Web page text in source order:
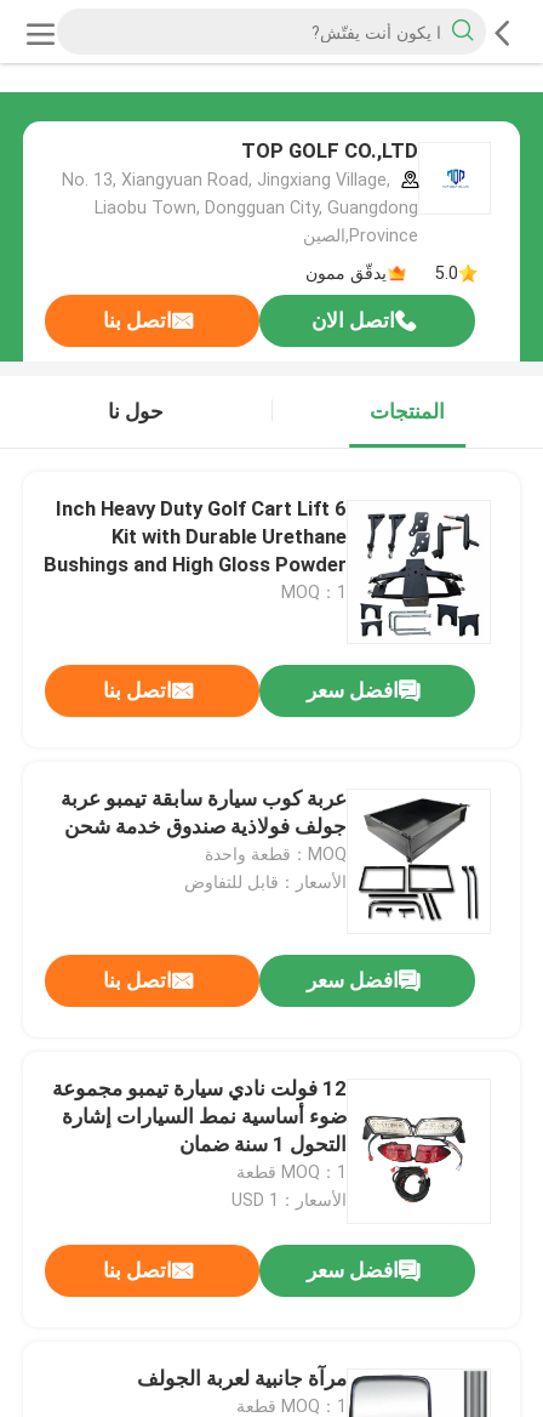
TOP GOLF CO.,LTD
No. 13, Xiangyuan Road, Jingxiang Village,
Liaobu Town, Dongguan City, Guangdong
Province,الصين
5.0
يدقّق ممون
اتصل الان اتصل بنا
المنتجات حول نا
6 Inch Heavy Duty Golf Cart Lift
Kit with Durable Urethane
Bushings and High Gloss Powder
Coat Finish
MOQ：1
افضل سعر اتصل بنا
عربة كوب سيارة سابقة تيمبو عربة
جولف فولاذية صندوق خدمة شحن
MOQ：قطعة واحدة
الأسعار：قابل للتفاوض
افضل سعر اتصل بنا
12 فولت نادي سيارة تيمبو مجموعة
ضوء أساسية نمط السيارات إشارة
التحول 1 سنة ضمان
MOQ：1 قطعة
الأسعار：1 USD
افضل سعر اتصل بنا
مرآة جانبية لعربة الجولف
MOQ：1 قطعة